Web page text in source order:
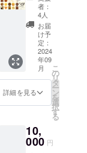
思いま
す。
ーーー
ーーー
ーーー
ーーー
ーーー
ーーー
乗せ支
援で応
援しよ
う」の
欄の
「+」ボ
タンを
押して
でご希
望の金
せ、ご
支援頂
押して
ご自身
でご希
望の金
額を表
示さ
せ、ご
支援頂
けます
と大変
ーーー
ーーー
ーーー
所一
同、心
からの
感謝を
込めた
メール
をお送
りいた
しま
す。 ※
円、
10,000
円、
ト 】
JCメン
バーが
選んだ
つくば
のお店
の人気
のお菓
子(約
500g程
度)をお
届けい
す。 ※
原材料
及び添
者：
4人
お届
け予
定：
2024
年09
月
詳細を見る
こ
の
リ
タ
ー
ン
を
選
択
す
る
10,
000 円